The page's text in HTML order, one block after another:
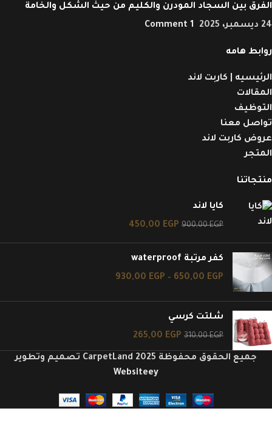
الفرق بين السجاد المودرن والكليم من حيث الشكل والخامة
24 ديسمبر، 2025
1 Comment
روابط هامه
الرئيسيه | كاربت لاند
المقالات
التوظيف
تواصل معنا
عروض كاربت لاند
المتجر
منتجاتنا
كايا لاند
900,00EGP
450,00 EGP
كفر مرتبة waterproof
650,00 EGP
–
930,00 EGP
شلتت كرسي
310,00EGP
265,00 EGP
جميع الحقوق محفوظة CarpetLand 2025 تصميم وتطوير
Websiteey